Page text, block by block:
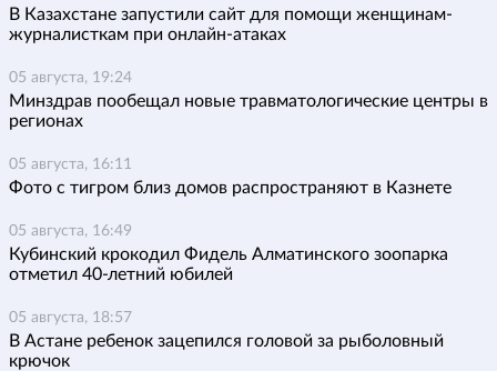
В Казахстане запустили сайт для помощи женщинам-
журналисткам при онлайн-атаках
05 августа, 19:24
Минздрав пообещал новые травматологические центры в
регионах
05 августа, 16:11
Фото с тигром близ домов распространяют в Казнете
05 августа, 16:49
Кубинский крокодил Фидель Алматинского зоопарка
отметил 40-летний юбилей
05 августа, 18:57
В Астане ребенок зацепился головой за рыболовный
крючок